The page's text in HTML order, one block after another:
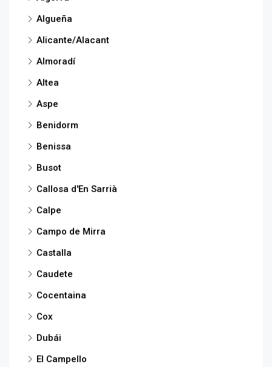
Algueña
Alicante/Alacant
Almoradí
Altea
Aspe
Benidorm
Benissa
Busot
Callosa d'En Sarrià
Calpe
Campo de Mirra
Castalla
Caudete
Cocentaina
Cox
Dubái
El Campello